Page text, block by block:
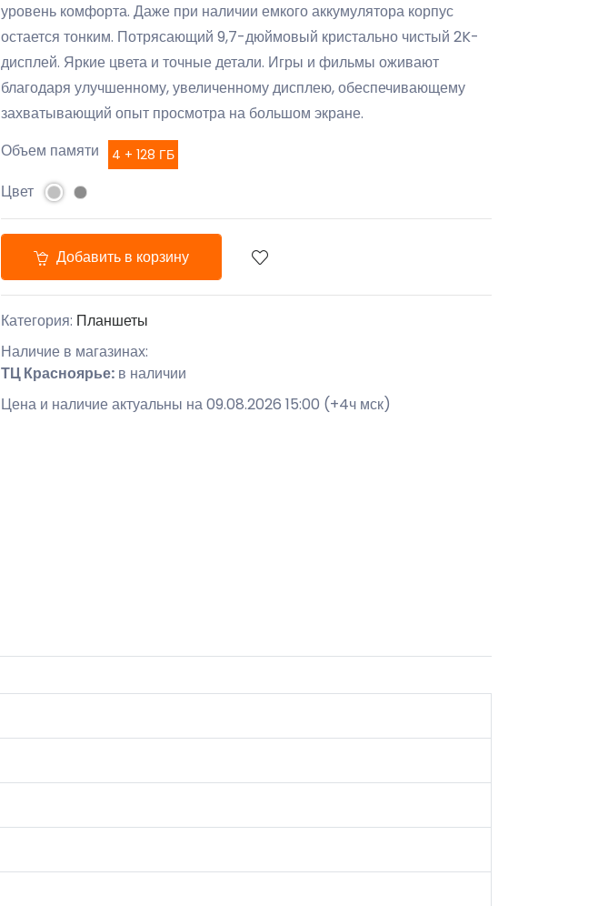
уровень комфорта. Даже при наличии емкого аккумулятора корпус
остается тонким. Потрясающий 9,7-дюймовый кристально чистый 2K-
дисплей. Яркие цвета и точные детали. Игры и фильмы оживают
благодаря улучшенному, увеличенному дисплею, обеспечивающему
захватывающий опыт просмотра на большом экране.
Объем памяти
4 + 128 ГБ
Цвет
Добавить в корзину
Категория: Планшеты
Наличие в магазинах:
ТЦ Красноярье: в наличии
Цена и наличие актуальны на 09.08.2026 15:00 (+4ч мск)